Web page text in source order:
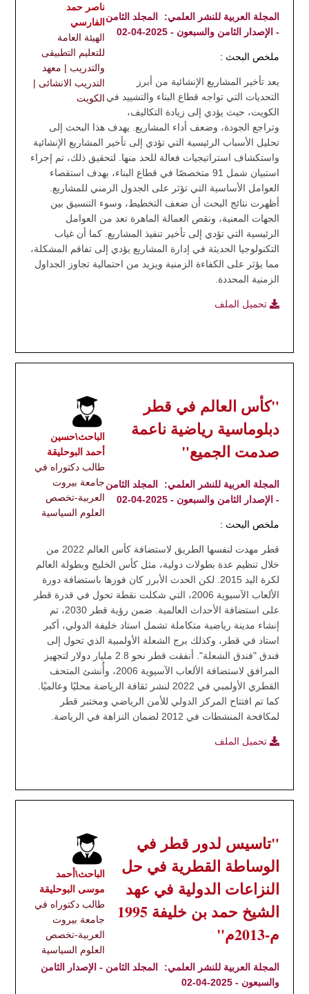
ناصر حمد
الفارسي
الهيئة العامة
للتعليم التطبيقى
والتدريب | معهد
التدريب الانشائى |
الكويت
المجلة العربية للنشر العلمي:
المجلد الثامن
- الإصدار الثامن والسبعون - 2025-04-02
ملخص البحث :
يعد تأخير المشاريع الإنشائية من أبرز
التحديات التي تواجه قطاع البناء والتشييد في
الكويت، حيث يؤدي إلى زيادة التكاليف،
وتراجع الجودة، وضعف أداء المشاريع. يهدف هذا البحث إلى
تحليل الأسباب الرئيسية التي تؤدي إلى تأخير المشاريع الإنشائية
واستكشاف استراتيجيات فعالة للحد منها. لتحقيق ذلك، تم إجراء
استبيان شمل 91 متخصصًا في قطاع البناء، بهدف استقصاء
العوامل الأساسية التي تؤثر على الجدول الزمني للمشاريع.
أظهرت نتائج البحث أن ضعف التخطيط، وسوء التنسيق بين
الجهات المعنية، ونقص العمالة الماهرة تعد من العوامل
الرئيسية التي تؤدي إلى تأخير تنفيذ المشاريع. كما أن غياب
التكنولوجيا الحديثة في إدارة المشاريع يؤدي إلى تفاقم المشكلة،
مما يؤثر على الكفاءة الزمنية ويزيد من احتمالية تجاوز الجداول
الزمنية المحددة.
تحميل الملف
الباحث\حسين
أحمد البوحليقة
طالب دكتوراه في
جامعة بيروت
العربية-تخصص
العلوم السياسية
"كأس العالم في قطر
دبلوماسية رياضية ناعمة
صدمت الجميع"
المجلة العربية للنشر العلمي:
المجلد الثامن
- الإصدار الثامن والسبعون - 2025-04-02
ملخص البحث :
قطر مهدت لنفسها الطريق لاستضافة كأس العالم 2022 من
خلال تنظيم عدة بطولات دولية، مثل كأس الخليج وبطولة العالم
لكرة اليد 2015. لكن الحدث الأبرز كان فوزها باستضافة دورة
الألعاب الآسيوية 2006، التي شكلت نقطة تحول في قدرة قطر
على استضافة الأحداث العالمية. ضمن رؤية قطر 2030، تم
إنشاء مدينة رياضية متكاملة تشمل استاد خليفة الدولي، أكبر
استاد في قطر، وكذلك برج الشعلة الأولمبية الذي تحول إلى
فندق "فندق الشعلة". أنفقت قطر نحو 2.8 مليار دولار لتجهيز
المرافق لاستضافة الألعاب الآسيوية 2006، وأُنشئ المتحف
القطري الأولمبي في 2022 لنشر ثقافة الرياضة محليًا وعالميًا.
كما تم افتتاح المركز الدولي للأمن الرياضي ومختبر قطر
لمكافحة المنشطات في 2012 لضمان النزاهة في الرياضة.
تحميل الملف
الباحث\أحمد
موسى البوحليقة
طالب دكتوراه في
جامعة بيروت
العربية-تخصص
العلوم السياسية
"تاسيس لدور قطر في
الوساطة القطرية في حل
النزاعات الدولية في عهد
الشيخ حمد بن خليفة 1995
م-2013م"
المجلة العربية للنشر العلمي:
المجلد الثامن - الإصدار الثامن
والسبعون - 2025-04-02